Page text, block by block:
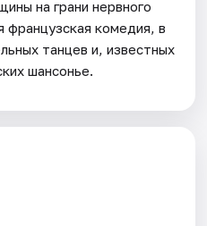
на грани нервного
французская комедия, в
танцев и, известных
шансонье.